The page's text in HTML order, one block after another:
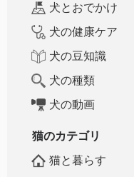
犬とおでかけ
犬の健康ケア
犬の豆知識
犬の種類
犬の動画
猫のカテゴリ
猫と暮らす